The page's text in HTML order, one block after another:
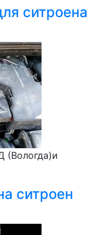
ситроена
(Вологда)и
ситроен